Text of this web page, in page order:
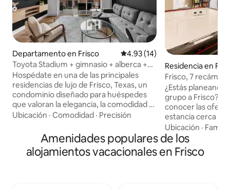
Departamento en Frisco Calificación promedio: 4.93 de
4.93 (14)
Toyota Stadium + gimnasio + alberca +
PGA Golf + Frisco Square + W + D
Hospédate en una de las principales
residencias de lujo de Frisco, Texas, un
condominio diseñado para huéspedes
que valoran la elegancia, la comodidad y
la conveniencia. Con un Walk Score de
mejores restaurantes, la vida nocturna y
las atracciones de la ciudad; después,
retírate a tu oasis privado para relajarte
Ubicación · Comodidad · Precisión
Residencia en
Frisco, 7
Salas de cine y
¿Estás planeando
grupo a Frisco?
conocer las
estancia cerca de
PGA/ STAR. Esta espaciosa casa de 7
recámaras y 3.5
familias y grupos,
relajarse, jugar y
Ubicación ·
Amenidades populares de los
alojamientos vacacionales en Frisco